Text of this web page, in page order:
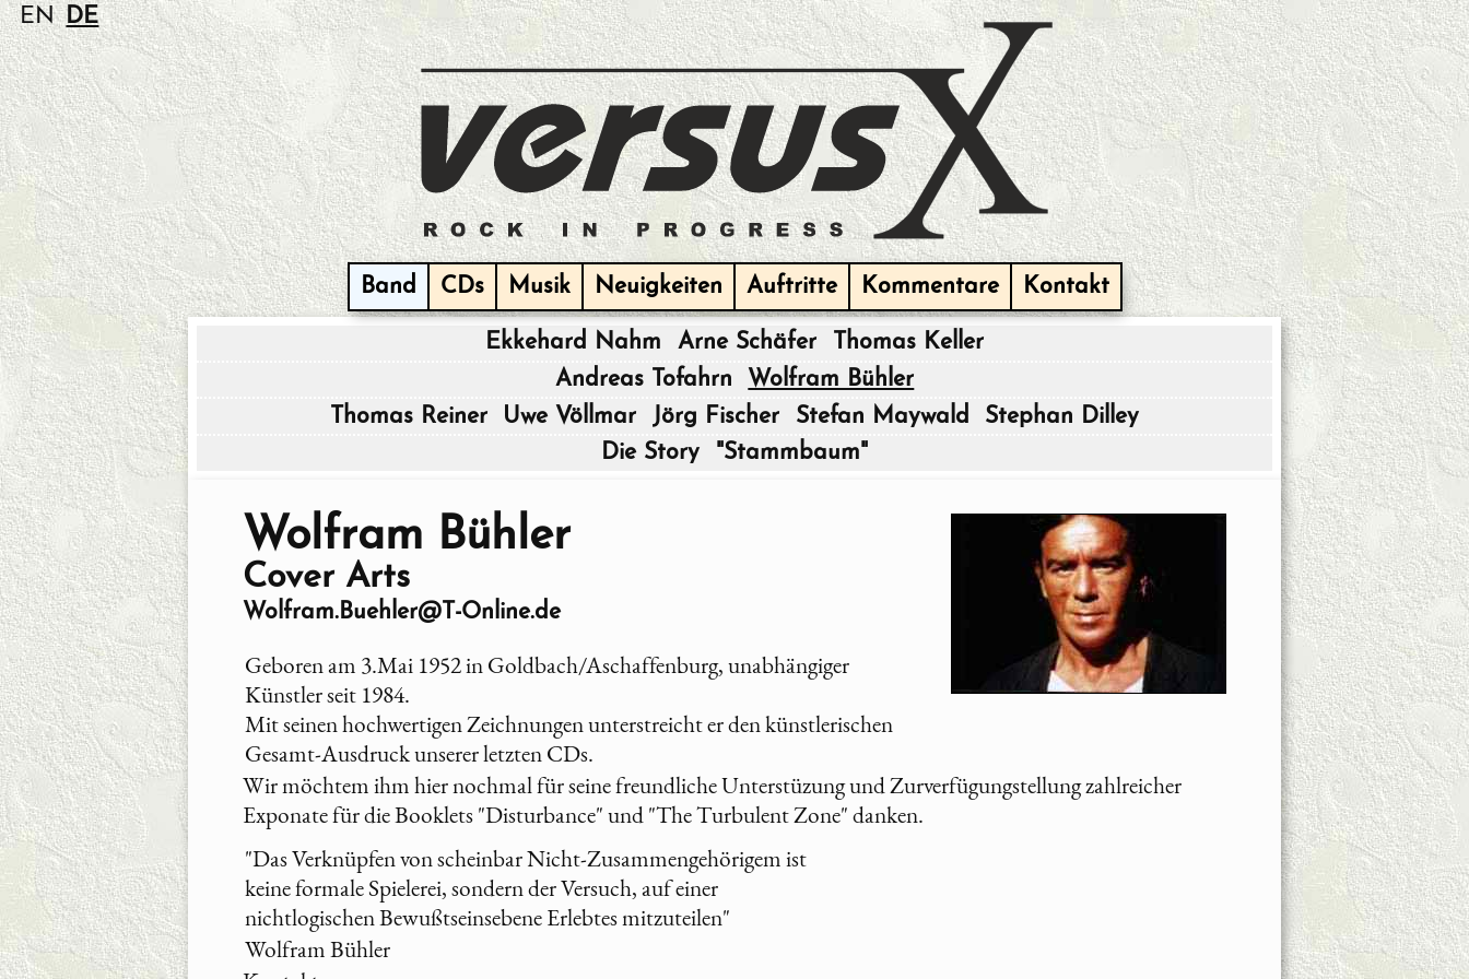
EN DE
Band CDs Musik Neuigkeiten Auftritte Kommentare Kontakt
Ekkehard Nahm Arne Schäfer Thomas Keller
Andreas Tofahrn Wolfram Bühler
|
Thomas Reiner Uwe Völlmar Jörg Fischer Stefan Maywald Stephan Dilley
|
Die Story "Stammbaum"
Wolfram Bühler
Cover Arts
Wolfram.Buehler@T-Online.de
Geboren am 3.Mai 1952 in Goldbach/Aschaffenburg, unabhängiger
Künstler seit 1984.
Mit seinen hochwertigen Zeichnungen unterstreicht er den künstlerischen
Gesamt-Ausdruck unserer letzten CDs.
Wir möchtem ihm hier nochmal für seine freundliche Unterstüzung und Zurverfügungstellung zahlreicher
Exponate für die Booklets "Disturbance" und "The Turbulent Zone" danken.
"Das Verknüpfen von scheinbar Nicht-Zusammengehörigem ist
keine formale Spielerei, sondern der Versuch, auf einer
nichtlogischen Bewußtseinsebene Erlebtes mitzuteilen"
Wolfram Bühler